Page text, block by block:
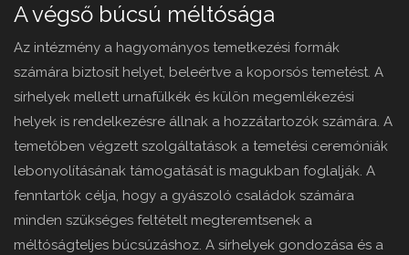
A végső búcsú méltósága
Az intézmény a hagyományos temetkezési formák
számára biztosít helyet, beleértve a koporsós temetést. A
sírhelyek mellett urnafülkék és külön megemlékezési
helyek is rendelkezésre állnak a hozzátartozók számára. A
temetőben végzett szolgáltatások a temetési ceremóniák
lebonyolításának támogatását is magukban foglalják. A
fenntartók célja, hogy a gyászoló családok számára
minden szükséges feltételt megteremtsenek a
méltóságteljes búcsúzáshoz. A sírhelyek gondozása és a